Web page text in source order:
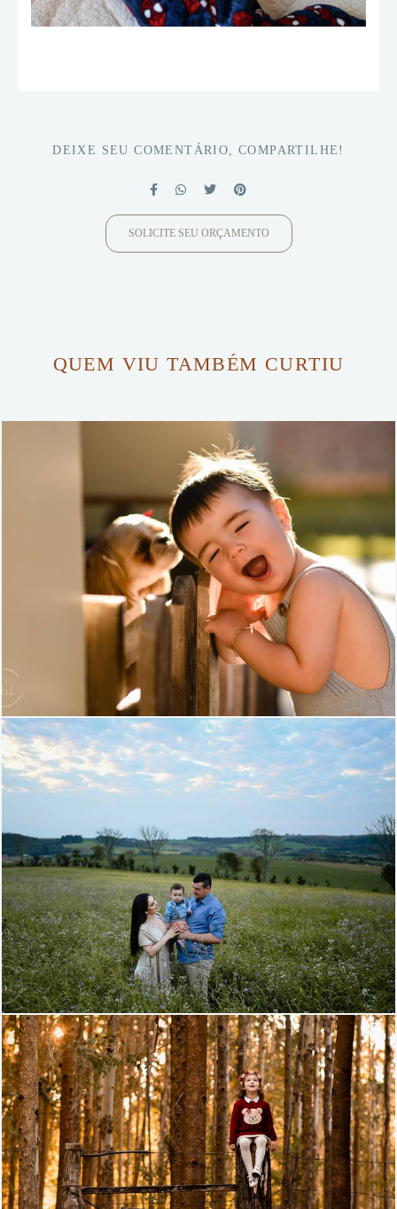
DEIXE SEU COMENTÁRIO, COMPARTILHE!
SOLICITE SEU ORÇAMENTO
QUEM VIU TAMBÉM CURTIU
1029 0
1135 0